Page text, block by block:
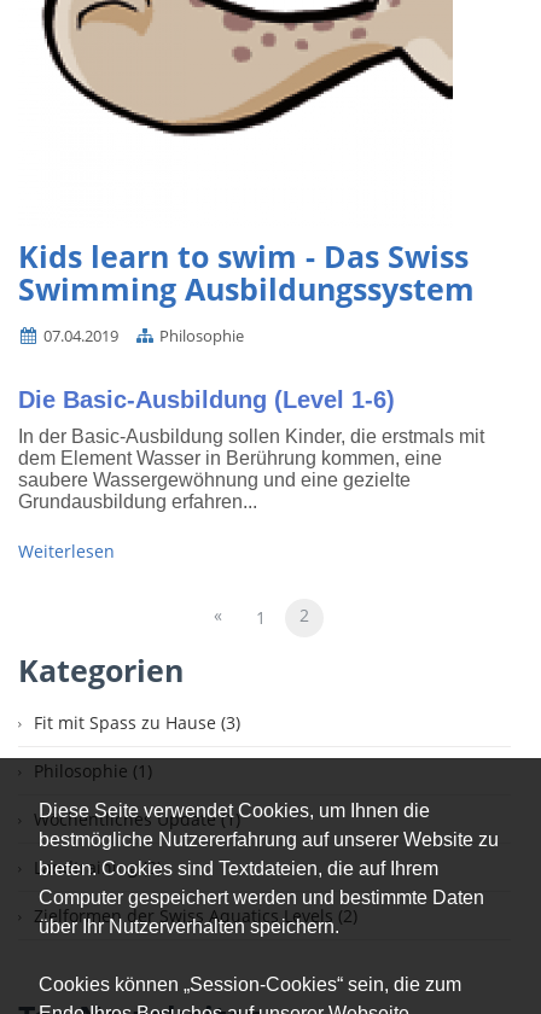
Diese Seite verwendet Cookies, um Ihnen die
bestmögliche Nutzererfahrung auf unserer Website zu
bieten. Cookies sind Textdateien, die auf Ihrem
Computer gespeichert werden und bestimmte Daten
über Ihr Nutzerverhalten speichern.
Cookies können „Session-Cookies“ sein, die zum
Kids learn to swim - Das Swiss
Swimming Ausbildungssystem
07.04.2019 Philosophie
Die Basic-Ausbildung (Level 1-6)
In der Basic-Ausbildung sollen Kinder, die erstmals mit
dem Element Wasser in Berührung kommen, eine
saubere Wassergewöhnung und eine gezielte
Grundausbildung erfahren...
Weiterlesen
« 1 2
Kategorien
Fit mit Spass zu Hause (3)
Philosophie (1)
Wöchentliches Update (1)
Landtraining (2)
Zielformen der Swiss Aquatics Levels (2)